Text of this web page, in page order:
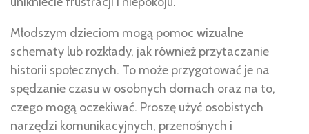
Młodszym dzieciom mogą pomoc wizualne
schematy lub rozkłady, jak również przytaczanie
historii społecznych. To może przygotować je na
spędzanie czasu w osobnych domach oraz na to,
czego mogą oczekiwać. Proszę użyć osobistych
narzędzi komunikacyjnych, przenośnych i